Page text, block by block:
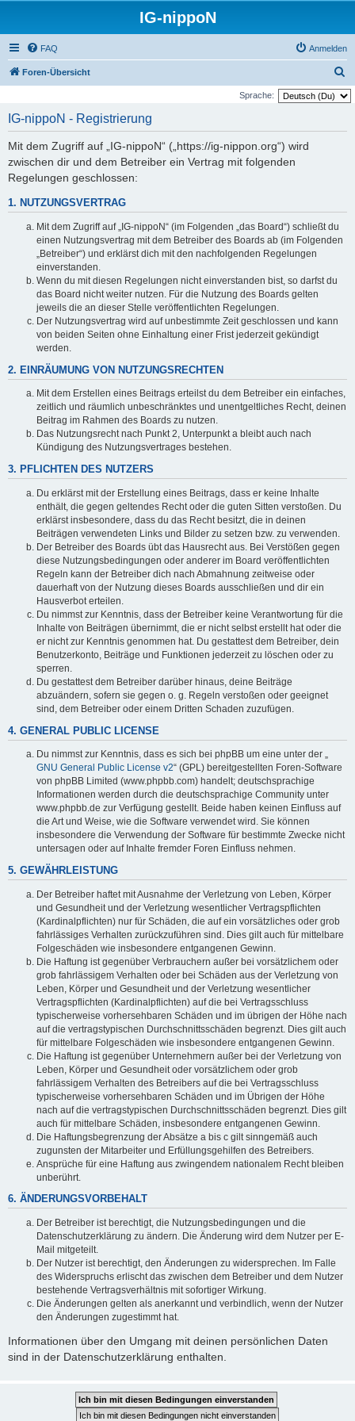
IG-nippoN
FAQ Anmelden
Foren-Übersicht
u
Sprache:
IG-nippoN - Registrierung
Mit dem Zugriff auf „IG-nippoN“ („https://ig-nippon.org“) wird
zwischen dir und dem Betreiber ein Vertrag mit folgenden
Regelungen geschlossen:
1. NUTZUNGSVERTRAG
Mit dem Zugriff auf „IG-nippoN“ (im Folgenden „das Board“) schließt du
einen Nutzungsvertrag mit dem Betreiber des Boards ab (im Folgenden
„Betreiber“) und erklärst dich mit den nachfolgenden Regelungen
einverstanden.
Wenn du mit diesen Regelungen nicht einverstanden bist, so darfst du
das Board nicht weiter nutzen. Für die Nutzung des Boards gelten
jeweils die an dieser Stelle veröffentlichten Regelungen.
Der Nutzungsvertrag wird auf unbestimmte Zeit geschlossen und kann
von beiden Seiten ohne Einhaltung einer Frist jederzeit gekündigt
werden.
2. EINRÄUMUNG VON NUTZUNGSRECHTEN
Mit dem Erstellen eines Beitrags erteilst du dem Betreiber ein einfaches,
zeitlich und räumlich unbeschränktes und unentgeltliches Recht, deinen
Beitrag im Rahmen des Boards zu nutzen.
Das Nutzungsrecht nach Punkt 2, Unterpunkt a bleibt auch nach
Kündigung des Nutzungsvertrages bestehen.
3. PFLICHTEN DES NUTZERS
Du erklärst mit der Erstellung eines Beitrags, dass er keine Inhalte
enthält, die gegen geltendes Recht oder die guten Sitten verstoßen. Du
erklärst insbesondere, dass du das Recht besitzt, die in deinen
Beiträgen verwendeten Links und Bilder zu setzen bzw. zu verwenden.
Der Betreiber des Boards übt das Hausrecht aus. Bei Verstößen gegen
diese Nutzungsbedingungen oder anderer im Board veröffentlichten
Regeln kann der Betreiber dich nach Abmahnung zeitweise oder
dauerhaft von der Nutzung dieses Boards ausschließen und dir ein
Hausverbot erteilen.
Du nimmst zur Kenntnis, dass der Betreiber keine Verantwortung für die
Inhalte von Beiträgen übernimmt, die er nicht selbst erstellt hat oder die
er nicht zur Kenntnis genommen hat. Du gestattest dem Betreiber, dein
Benutzerkonto, Beiträge und Funktionen jederzeit zu löschen oder zu
sperren.
Du gestattest dem Betreiber darüber hinaus, deine Beiträge
abzuändern, sofern sie gegen o. g. Regeln verstoßen oder geeignet
sind, dem Betreiber oder einem Dritten Schaden zuzufügen.
4. GENERAL PUBLIC LICENSE
Du nimmst zur Kenntnis, dass es sich bei phpBB um eine unter der „
GNU General Public License v2“ (GPL) bereitgestellten Foren-Software
von phpBB Limited (www.phpbb.com) handelt; deutschsprachige
Informationen werden durch die deutschsprachige Community unter
www.phpbb.de zur Verfügung gestellt. Beide haben keinen Einfluss auf
die Art und Weise, wie die Software verwendet wird. Sie können
insbesondere die Verwendung der Software für bestimmte Zwecke nicht
untersagen oder auf Inhalte fremder Foren Einfluss nehmen.
5. GEWÄHRLEISTUNG
Der Betreiber haftet mit Ausnahme der Verletzung von Leben, Körper
und Gesundheit und der Verletzung wesentlicher Vertragspflichten
(Kardinalpflichten) nur für Schäden, die auf ein vorsätzliches oder grob
fahrlässiges Verhalten zurückzuführen sind. Dies gilt auch für mittelbare
Folgeschäden wie insbesondere entgangenen Gewinn.
Die Haftung ist gegenüber Verbrauchern außer bei vorsätzlichem oder
grob fahrlässigem Verhalten oder bei Schäden aus der Verletzung von
Leben, Körper und Gesundheit und der Verletzung wesentlicher
Vertragspflichten (Kardinalpflichten) auf die bei Vertragsschluss
typischerweise vorhersehbaren Schäden und im übrigen der Höhe nach
auf die vertragstypischen Durchschnittsschäden begrenzt. Dies gilt auch
für mittelbare Folgeschäden wie insbesondere entgangenen Gewinn.
Die Haftung ist gegenüber Unternehmern außer bei der Verletzung von
Leben, Körper und Gesundheit oder vorsätzlichem oder grob
fahrlässigem Verhalten des Betreibers auf die bei Vertragsschluss
typischerweise vorhersehbaren Schäden und im Übrigen der Höhe
nach auf die vertragstypischen Durchschnittsschäden begrenzt. Dies gilt
auch für mittelbare Schäden, insbesondere entgangenen Gewinn.
Die Haftungsbegrenzung der Absätze a bis c gilt sinngemäß auch
zugunsten der Mitarbeiter und Erfüllungsgehilfen des Betreibers.
Ansprüche für eine Haftung aus zwingendem nationalem Recht bleiben
unberührt.
6. ÄNDERUNGSVORBEHALT
Der Betreiber ist berechtigt, die Nutzungsbedingungen und die
Datenschutzerklärung zu ändern. Die Änderung wird dem Nutzer per E-
Mail mitgeteilt.
Der Nutzer ist berechtigt, den Änderungen zu widersprechen. Im Falle
des Widerspruchs erlischt das zwischen dem Betreiber und dem Nutzer
bestehende Vertragsverhältnis mit sofortiger Wirkung.
Die Änderungen gelten als anerkannt und verbindlich, wenn der Nutzer
den Änderungen zugestimmt hat.
Informationen über den Umgang mit deinen persönlichen Daten
sind in der Datenschutzerklärung enthalten.